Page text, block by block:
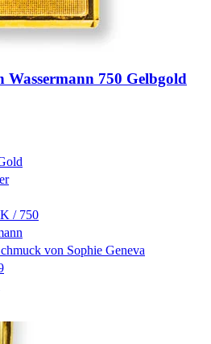
Wassermann 750 Gelbgold
/ 750
von Sophie Geneva